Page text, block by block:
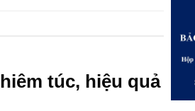
túc, hiệu quả